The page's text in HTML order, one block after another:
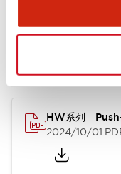
認
HW系列
2024/10/01